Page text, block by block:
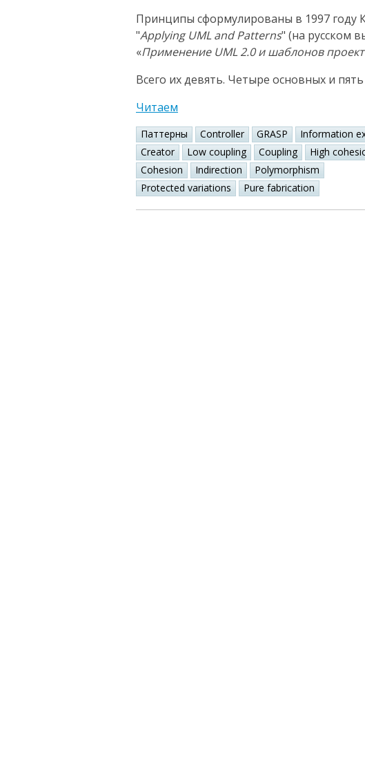
Принципы сформулированы в 1997 году
"Applying UML and Patterns" (на русском
«Применение UML 2.0 и шаблонов
Всего их девять. Четыре основных и
Читаем
Паттерны Controller GRASP
Information
Creator
Low coupling Coupling
High
Cohesion
Indirection
Polymorphism
Protected variations
Pure fabrication